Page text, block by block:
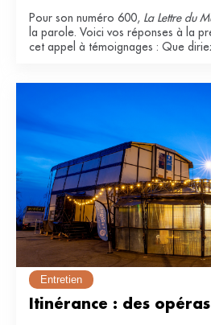
Pour son numéro 600, La Lettre du
la parole. Voici vos réponses à la
cet appel à témoignages : Que
Entretien
Itinérance : des